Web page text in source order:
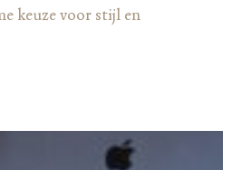
keuze voor stijl en